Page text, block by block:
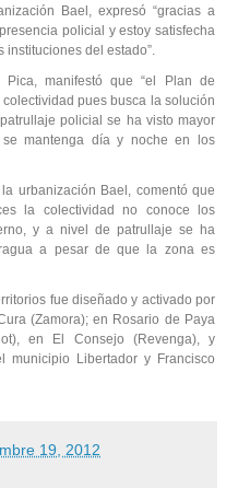
Bael, expresó “gracias a
policial y estoy satisfecha
instituciones del estado”.
manifestó que “el Plan de
pues busca la solución
policial se ha visto mayor
mantenga día y noche en los
urbanización Bael, comentó que
la colectividad no conoce los
y a nivel de patrullaje se ha
a pesar de que la zona es
fue diseñado y activado por
(Zamora); en Rosario de Paya
en El Consejo (Revenga), y
municipio Libertador y Francisco
19, 2012